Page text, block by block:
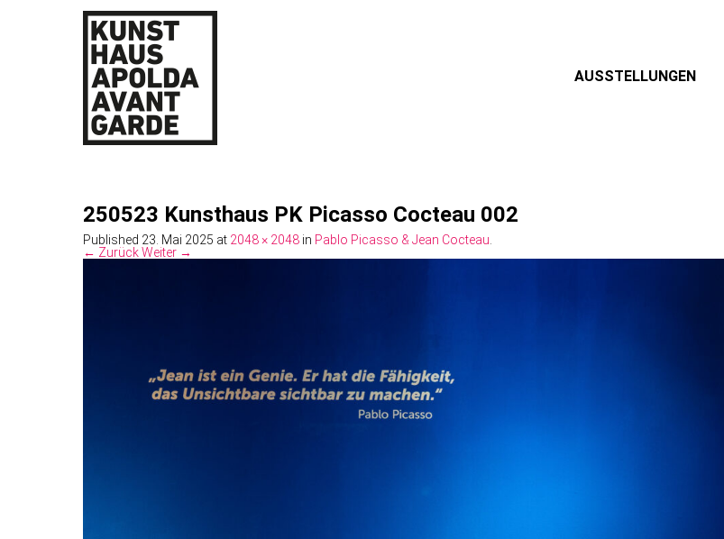
AUSSTELLUNGEN
250523 Kunsthaus PK Picasso Cocteau 002
Published 23. Mai 2025 at 2048 × 2048 in Pablo Picasso & Jean Cocteau
← ZurückWeiter →